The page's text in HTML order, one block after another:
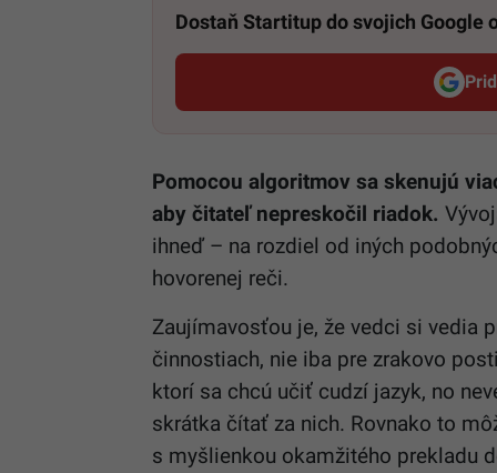
Dostaň Startitup do svojich Google
Pomocou algoritmov sa skenujú
aby čitateľ nepreskočil riadok.
ihneď – na rozdiel od iných
hovorenej reči.
Zaujímavosťou je, že vedci si vedia
činnostiach, nie iba pre zrakovo
ktorí sa chcú učiť cudzí jazyk, no
skrátka čítať za nich. Rovnako to
s myšlienkou okamžitého prekladu